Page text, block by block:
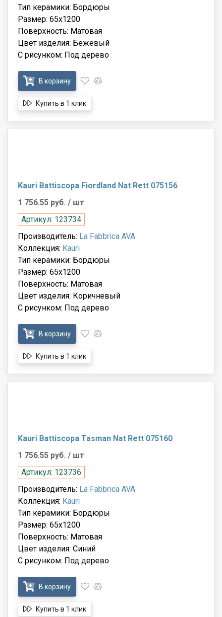
Тип керамики: Бордюры
Размер: 65x1200
Поверхность: Матовая
Цвет изделия: Бежевый
С рисунком: Под дерево
В корзину
Купить в 1 клик
Kauri Battiscopa Fiordland Nat Rett 075156
1 756.55 руб. / шт
Артикул: 123734
Производитель: La Fabbrica AVA
Коллекция: Kauri
Тип керамики: Бордюры
Размер: 65x1200
Поверхность: Матовая
Цвет изделия: Коричневый
С рисунком: Под дерево
В корзину
Купить в 1 клик
Kauri Battiscopa Tasman Nat Rett 075160
1 756.55 руб. / шт
Артикул: 123736
Производитель: La Fabbrica AVA
Коллекция: Kauri
Тип керамики: Бордюры
Размер: 65x1200
Поверхность: Матовая
Цвет изделия: Синий
С рисунком: Под дерево
В корзину
Купить в 1 клик